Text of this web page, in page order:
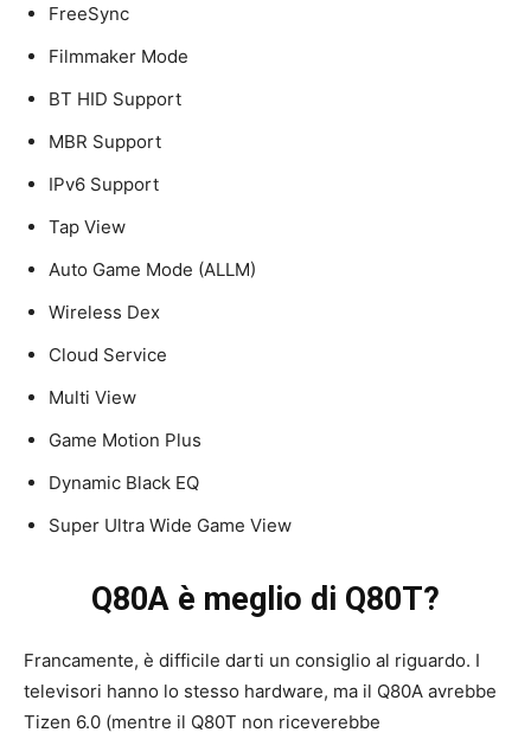
FreeSync
Filmmaker Mode
BT HID Support
MBR Support
IPv6 Support
Tap View
Auto Game Mode (ALLM)
Wireless Dex
Cloud Service
Multi View
Game Motion Plus
Dynamic Black EQ
Super Ultra Wide Game View
Q80A è meglio di Q80T?
Francamente, è difficile darti un consiglio al riguardo. I
televisori hanno lo stesso hardware, ma il Q80A avrebbe
Tizen 6.0 (mentre il Q80T non riceverebbe